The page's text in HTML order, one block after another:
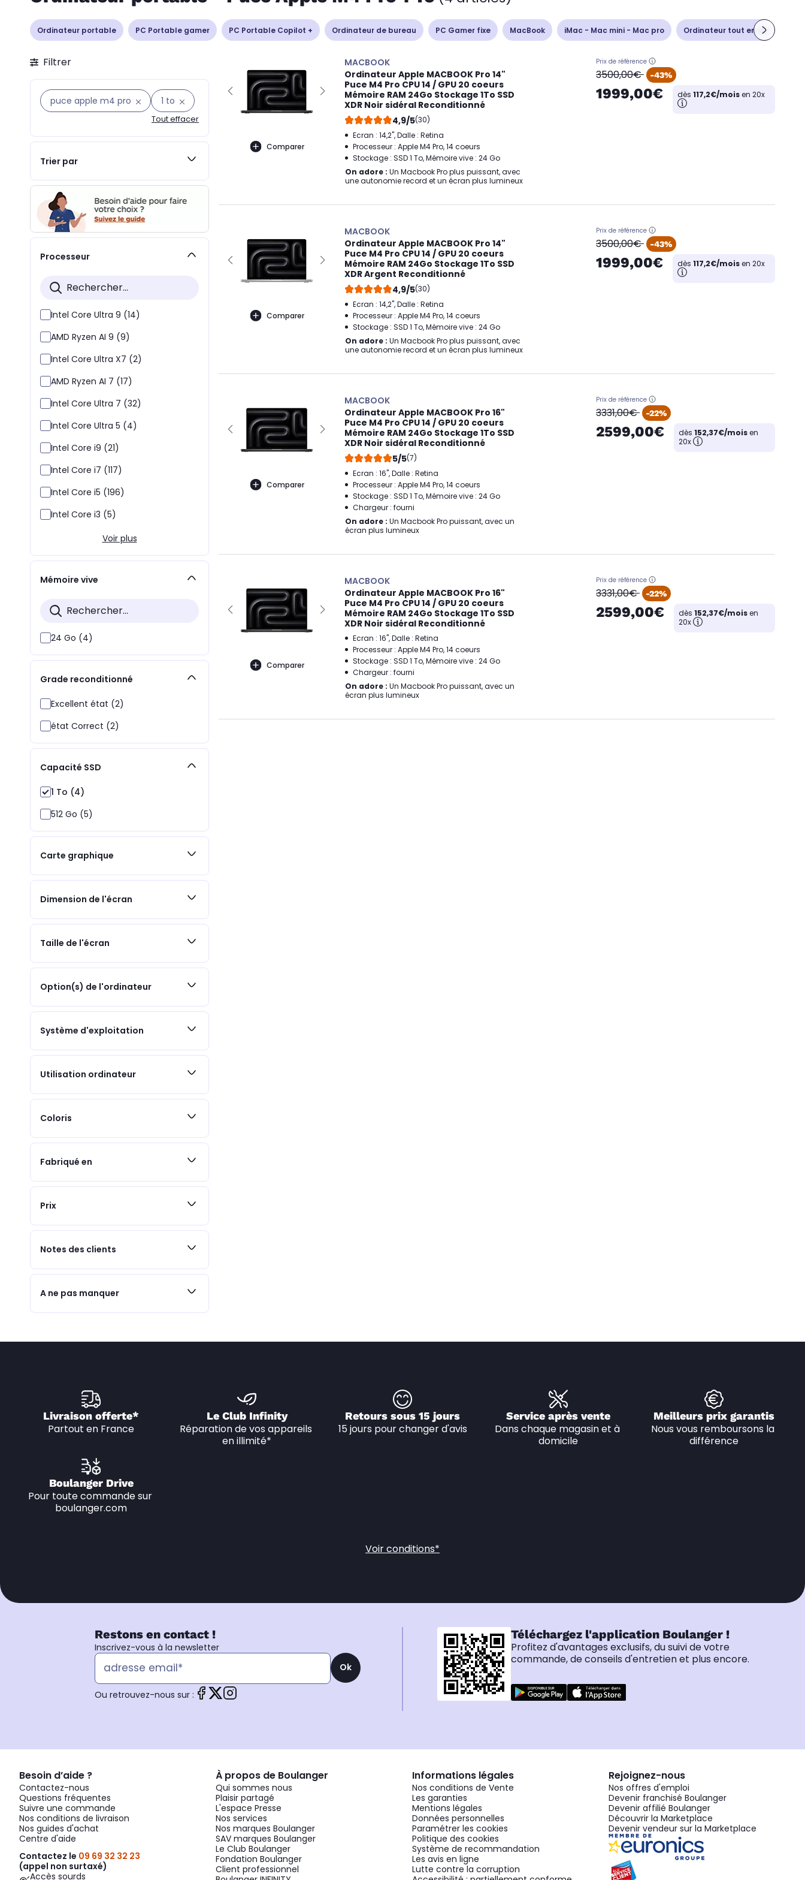
Ordinateur portable PC Portable gamer PC Portable Copilot + Ordinateur de bureau PC Gamer fixe MacBook iMac - Mac mini - Mac pro Ordinateur tout en un
Filtrer
puce apple m4 pro 1 to
Tout effacer
Trier par
Processeur
Intel Core Ultra 9 (14)
AMD Ryzen AI 9 (9)
Intel Core Ultra X7 (2)
AMD Ryzen AI 7 (17)
Intel Core Ultra 7 (32)
Intel Core Ultra 5 (4)
Intel Core i9 (21)
Intel Core i7 (117)
Intel Core i5 (196)
Intel Core i3 (5)
Voir plus
Mémoire vive
24 Go (4)
Grade reconditionné
Excellent état (2)
état Correct (2)
Capacité SSD
1 To (4)
512 Go (5)
Carte graphique
Dimension de l'écran
Taille de l'écran
Option(s) de l'ordinateur
Système d'exploitation
Utilisation ordinateur
Coloris
Fabriqué en
Prix
Notes des clients
A ne pas manquer
Comparer
MACBOOK
Ordinateur Apple MACBOOK Pro 14"
Puce M4 Pro CPU 14 / GPU 20 coeurs
Mémoire RAM 24Go Stockage 1To SSD
XDR Noir sidéral Reconditionné
4,9/5(30)
Ecran : 14,2", Dalle : Retina
Processeur : Apple M4 Pro, 14 coeurs
Stockage : SSD 1 To, Mémoire vive : 24 Go
On adore : Un Macbook Pro plus puissant, avec
une autonomie record et un écran plus lumineux
Prix de référence
oldPrice
3500,00€ -43%
1999,00€ dès 117,2€/moisen 20x
Comparer
MACBOOK
Ordinateur Apple MACBOOK Pro 14"
Puce M4 Pro CPU 14 / GPU 20 coeurs
Mémoire RAM 24Go Stockage 1To SSD
XDR Argent Reconditionné
4,9/5(30)
Ecran : 14,2", Dalle : Retina
Processeur : Apple M4 Pro, 14 coeurs
Stockage : SSD 1 To, Mémoire vive : 24 Go
On adore : Un Macbook Pro plus puissant, avec
une autonomie record et un écran plus lumineux
Prix de référence
oldPrice
3500,00€ -43%
1999,00€ dès 117,2€/moisen 20x
Comparer
MACBOOK
Ordinateur Apple MACBOOK Pro 16"
Puce M4 Pro CPU 14 / GPU 20 coeurs
Mémoire RAM 24Go Stockage 1To SSD
XDR Noir sidéral Reconditionné
5/5(7)
Ecran : 16", Dalle : Retina
Processeur : Apple M4 Pro, 14 coeurs
Stockage : SSD 1 To, Mémoire vive : 24 Go
Chargeur : fourni
On adore : Un Macbook Pro puissant, avec un
écran plus lumineux
Prix de référence
oldPrice
3331,00€ -22%
2599,00€ dès 152,37€/moisen
20x
Comparer
MACBOOK
Ordinateur Apple MACBOOK Pro 16"
Puce M4 Pro CPU 14 / GPU 20 coeurs
Mémoire RAM 24Go Stockage 1To SSD
XDR Noir sidéral Reconditionné
Ecran : 16", Dalle : Retina
Processeur : Apple M4 Pro, 14 coeurs
Stockage : SSD 1 To, Mémoire vive : 24 Go
Chargeur : fourni
On adore : Un Macbook Pro puissant, avec un
écran plus lumineux
Prix de référence
oldPrice
3331,00€ -22%
2599,00€ dès 152,37€/moisen
20x
Livraison offerte*
Partout en France
Le Club Infinity
Réparation de vos appareils
en illimité*
Retours sous 15 jours
15 jours pour changer d'avis
Service après vente
Dans chaque magasin et à
domicile
Meilleurs prix garantis
Nous vous remboursons la
différence
Boulanger Drive
Pour toute commande sur
boulanger.com
Voir conditions*
Restons en contact !
Inscrivez-vous à la newsletter
Ok
Ou retrouvez-nous sur :
Téléchargez l'application Boulanger !
Profitez d'avantages exclusifs, du suivi de votre
commande, de conseils d'entretien et plus encore.
Besoin d’aide ?
Contactez-nous
Questions fréquentes
Suivre une commande
Nos conditions de livraison
Nos guides d'achat
Centre d'aide
Contactez le 09 69 32 32 23
(appel non surtaxé)
Accès sourds
À propos de Boulanger
Qui sommes nous
Plaisir partagé
L'espace Presse
Nos services
Nos marques Boulanger
SAV marques Boulanger
Le Club Boulanger
Fondation Boulanger
Client professionnel
Informations légales
Nos conditions de Vente
Les garanties
Mentions légales
Données personnelles
Paramétrer les cookies
Politique des cookies
Système de recommandation
Les avis en ligne
Lutte contre la corruption
Rejoignez-nous
Nos offres d'emploi
Devenir franchisé Boulanger
Devenir affilié Boulanger
Découvrir la Marketplace
Devenir vendeur sur la Marketplace